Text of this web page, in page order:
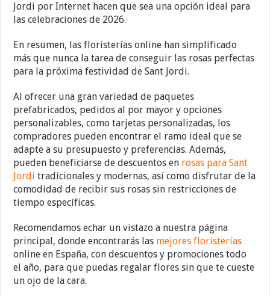
Jordi por Internet hacen que sea una opción ideal para
las celebraciones de 2026.
En resumen, las floristerías online han simplificado
más que nunca la tarea de conseguir las rosas perfectas
para la próxima festividad de Sant Jordi.
Al ofrecer una gran variedad de paquetes
prefabricados, pedidos al por mayor y opciones
personalizables, como tarjetas personalizadas, los
compradores pueden encontrar el ramo ideal que se
adapte a su presupuesto y preferencias. Además,
pueden beneficiarse de descuentos en rosas para Sant
Jordi tradicionales y modernas, así como disfrutar de la
comodidad de recibir sus rosas sin restricciones de
tiempo específicas.
Recomendamos echar un vistazo a nuestra página
principal, donde encontrarás las mejores floristerías
online en España, con descuentos y promociones todo
el año, para que puedas regalar flores sin que te cueste
un ojo de la cara.